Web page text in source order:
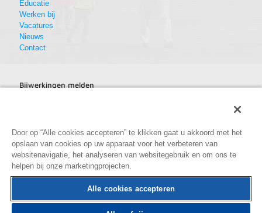
Educatie
Werken bij
Vacatures
Nieuws
Contact
Bijwerkingen melden
Door op “Alle cookies accepteren” te klikken gaat u akkoord met het
opslaan van cookies op uw apparaat voor het verbeteren van
websitenavigatie, het analyseren van websitegebruik en om ons te
helpen bij onze marketingprojecten.
Alle cookies accepteren